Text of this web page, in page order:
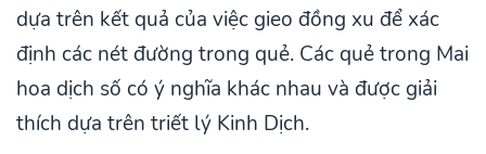
dựa trên kết quả của việc gieo đồng xu để xác
định các nét đường trong quẻ. Các quẻ trong Mai
hoa dịch số có ý nghĩa khác nhau và được giải
thích dựa trên triết lý Kinh Dịch.